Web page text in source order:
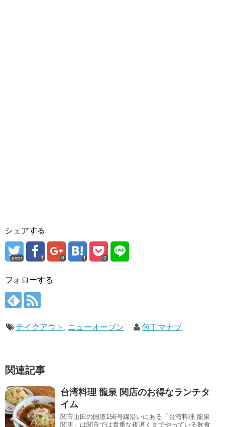
シェアする
error 0 0
フォローする
テイクアウト , ニューオープン 包丁マナブ
関連記事
台湾料理 龍泉 関店のお得なランチタ
イム
関市山田の国道156号線沿いにある「台湾料理 龍泉
関店」は関市では貴重な夜遅くまでやっている飲食